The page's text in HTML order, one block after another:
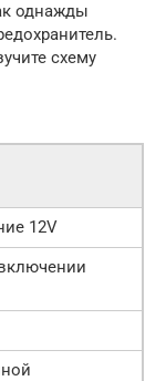
однажды
схему
12V